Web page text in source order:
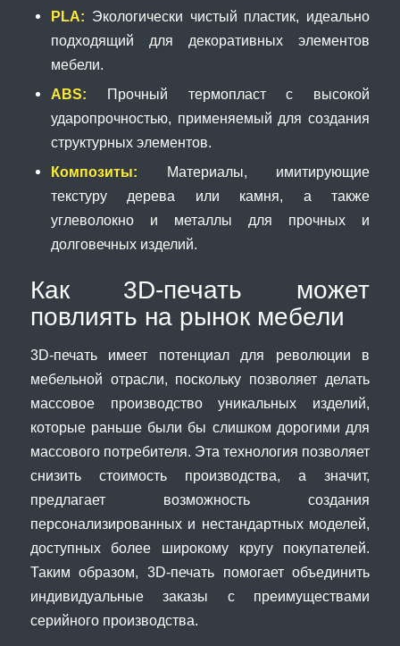
PLA: Экологически чистый пластик, идеально
подходящий для декоративных элементов
мебели.
ABS: Прочный термопласт с высокой
ударопрочностью, применяемый для создания
структурных элементов.
Композиты: Материалы, имитирующие
текстуру дерева или камня, а также
углеволокно и металлы для прочных и
долговечных изделий.
Как 3D-печать может
повлиять на рынок мебели
3D-печать имеет потенциал для революции в
мебельной отрасли, поскольку позволяет делать
массовое производство уникальных изделий,
которые раньше были бы слишком дорогими для
массового потребителя. Эта технология позволяет
снизить стоимость производства, а значит,
предлагает возможность создания
персонализированных и нестандартных моделей,
доступных более широкому кругу покупателей.
Таким образом, 3D-печать помогает объединить
индивидуальные заказы с преимуществами
серийного производства.